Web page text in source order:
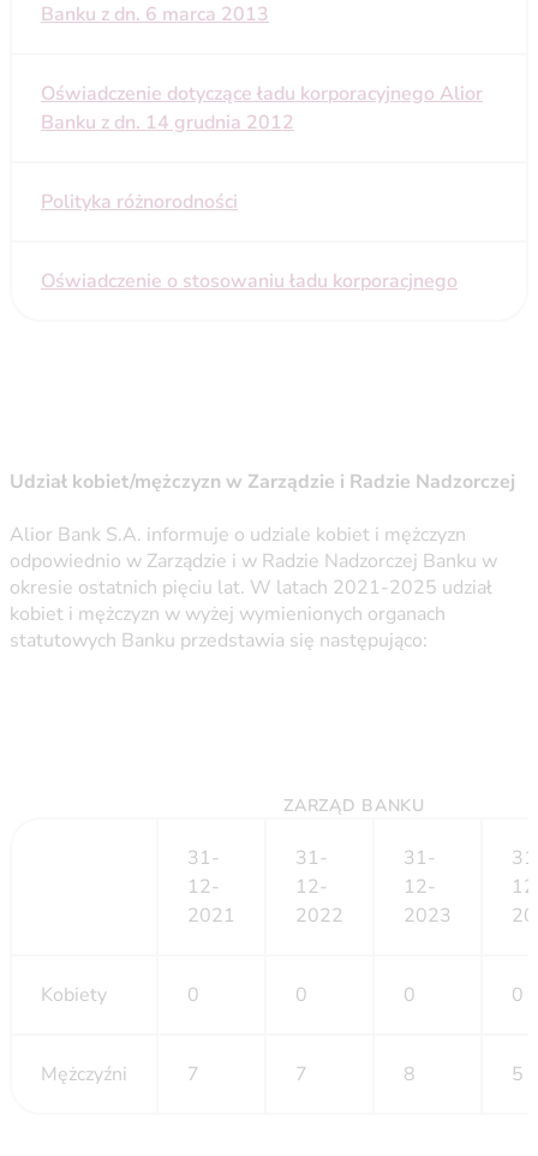
Banku z dn. 6 marca 2013
Oświadczenie dotyczące ładu korporacyjnego Alior
Banku z dn. 14 grudnia 2012
Polityka różnorodności
Oświadczenie o stosowaniu ładu korporacjnego
Udział kobiet/mężczyzn w Zarządzie i Radzie Nadzorczej
Alior Bank S.A. informuje o udziale kobiet i mężczyzn
odpowiednio w Zarządzie i w Radzie Nadzorczej Banku w
okresie ostatnich pięciu lat. W latach 2021-2025 udział
kobiet i mężczyzn w wyżej wymienionych organach
statutowych Banku przedstawia się następująco:
ZARZĄD BANKU
31-
12-
2021
31-
12-
2022
31-
12-
2023
Kobiety 0 0 0 0
Mężczyźni 7 7 8 5